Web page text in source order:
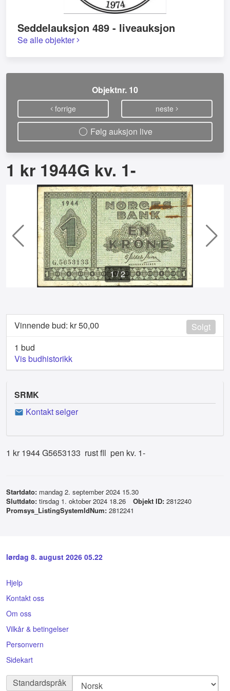
Seddelauksjon 489 - liveauksjon
Se alle objekter
Objektnr. 10
forrige neste
Følg auksjon live
1 kr 1944G kv. 1-
1/2
Solgt
Vinnende bud: kr50,00
1 bud
Vis budhistorikk
SRMK
Kontakt selger
1 kr 1944 G5653133 rust fll pen kv. 1-
Startdato: mandag 2. september 2024 15.30
Sluttdato: tirsdag 1. oktober 2024 18.26 Objekt ID: 2812240
Promsys_ListingSystemIdNum: 2812241
lørdag 8. august 2026 05.22
Hjelp
Kontakt oss
Om oss
Vilkår & betingelser
Personvern
Sidekart
Standardspråk